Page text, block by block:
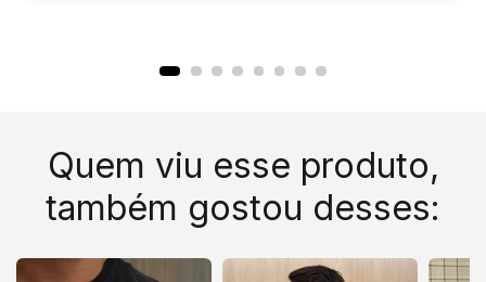
Quem viu esse produto,
também gostou desses: